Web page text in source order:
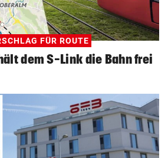
FÜR ROUTE
dem S-Link die Bahn frei